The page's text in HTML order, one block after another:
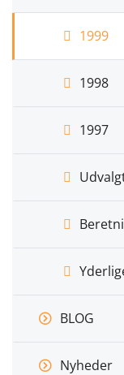
1999
1998
1997
BLOG
Nyheder